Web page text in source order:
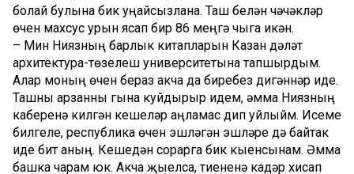
болай булына бик уңайсызлана. Таш белән чәчәкләр
өчен махсус урын ясап бирү 86 меңгә чыга икән.
– Мин Ниязның барлык китапларын Казан дәүләт
архитектура-төзелеш университетына тапшырдым.
Алар моның өчен бераз акча да биребез дигәннәр иде.
Ташны арзанны гына куйдырыр идем, әмма Ниязның
каберенә килгән кешеләр аңламас дип уйлыйм. Исеме
билгеле, республика өчен эшләгән эшләре дә байтак
иде бит аның. Кешедән сорарга бик кыенсынам. Әмма
башка чарам юк. Акча җыелса, тиененә кадәр хисап